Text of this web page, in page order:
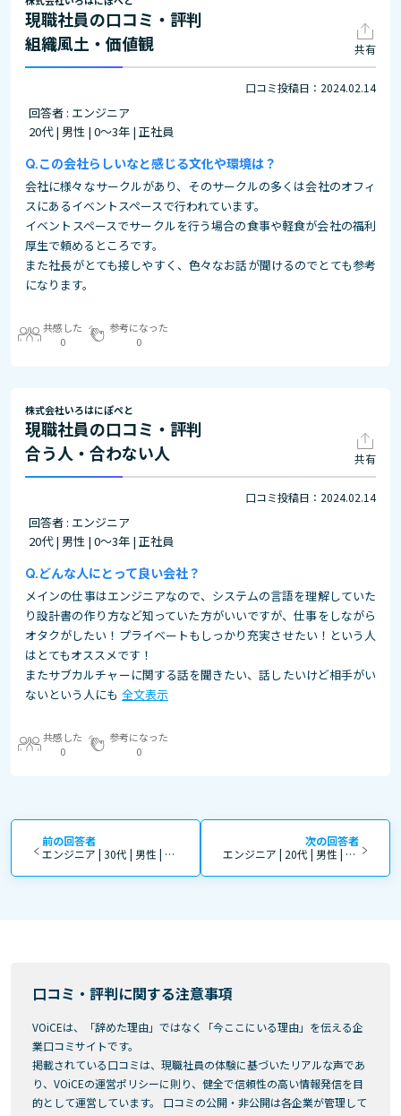
現職社員の口コミ・評判
組織風土・価値観
共有
口コミ投稿日：2024.02.14
回答者 : エンジニア
20代 | 男性 | 0～3年 | 正社員
この会社らしいなと感じる文化や環境は？
会社に様々なサークルがあり、そのサークルの多くは会社のオフィ
スにあるイベントスペースで行われています。
イベントスペースでサークルを行う場合の食事や軽食が会社の福利
厚生で頼めるところです。
また社長がとても接しやすく、色々なお話が聞けるのでとても参考
になります。
共感した
0
参考になった
0
株式会社いろはにぽぺと
現職社員の口コミ・評判
合う人・合わない人
共有
口コミ投稿日：2024.02.14
回答者 : エンジニア
20代 | 男性 | 0～3年 | 正社員
どんな人にとって良い会社？
メインの仕事はエンジニアなので、システムの言語を理解していた
り設計書の作り方など知っていた方がいいですが、仕事をしながら
オタクがしたい！プライベートもしっかり充実させたい！という人
はとてもオススメです！
またサブカルチャーに関する話を聞きたい、話したいけど相手がい
ないという人にも 全文表示
共感した
0
参考になった
0
前の回答者
エンジニア | 30代 | 男性 | 4年～10年 | 正社員
次の回答者
エンジニア | 20代 | 男性 | 0～3年 | 正社員
口コミ・評判に関する注意事項
VOiCEは、「辞めた理由」ではなく「今ここにいる理由」を伝える企
業口コミサイトです。
掲載されている口コミは、現職社員の体験に基づいたリアルな声であ
り、VOiCEの運営ポリシーに則り、健全で信頼性の高い情報発信を目
的として運営しています。 口コミの公開・非公開は各企業が管理して